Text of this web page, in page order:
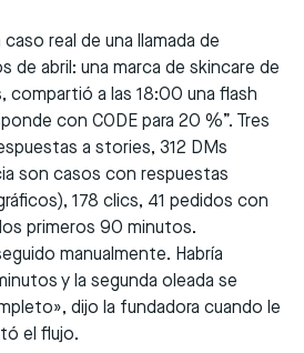
caso real de una llamada de
de abril: una marca de skincare de
compartió a las 18:00 una flash
con CODE para 20 %”. Tres
a stories, 312 DMs
son casos con respuestas
178 clics, 41 pedidos con
primeros 90 minutos.
manualmente. Habría
y la segunda oleada se
dijo la fundadora cuando le
el flujo.